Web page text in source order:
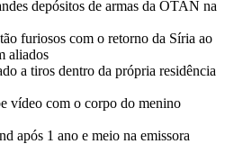
depósitos de armas da OTAN na
furiosos com o retorno da Síria ao
aliados
a tiros dentro da própria residência
vídeo com o corpo do menino
após 1 ano e meio na emissora